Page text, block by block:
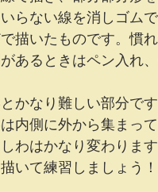
らない線を消しゴム
描いたものです。慣
あるときはペン入れ
かなり難しい部分で
内側に外から集まっ
わはかなり変わりま
いて練習しましょう！